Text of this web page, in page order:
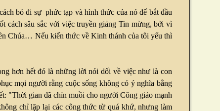
bỏ đi sự phức tạp và hình thức của nó để bắt đầu
cách sâu sắc với việc truyền giảng Tin mừng, bởi vì
Chúa… Nếu kiến thức về Kinh thánh của tôi yếu thì
hơn hết đó là những lời nói dối về việc như là con
mọi người rằng cuộc sống không có ý nghĩa bằng
"Thời gian đã chín muồi cho người Công giáo mạnh
chỉ lặp lại các công thức từ quá khứ, nhưng làm